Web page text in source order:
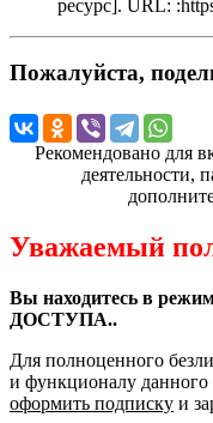
ресурс]. URL:
Пожалуйста,
Рекомендовано для
деятельности,
Уважаемый
Вы находитесь в
ДОСТУПА..
Для полноценного
и функционалу данного
оформить подписку и